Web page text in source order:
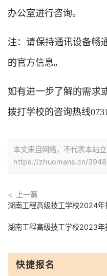
办公室进行咨询。
注：请保持通讯设备畅
的官方信息。
如有进一步了解的需求
拨打学校的咨询热线
本文来自网络，不代表本站
https://zhuomans.cn/
上一篇
湖南工程高级技工学校2024年
湖南工程高级技工学校2023
快捷报名